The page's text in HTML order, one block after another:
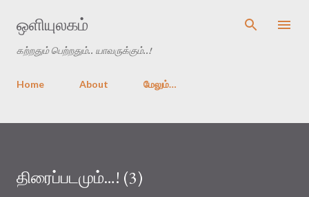
ஒளியுலகம்
கற்றதும் பெற்றதும்.. யாவருக்கும்..!
Home About மேலும்…
திரைப்படமும்…! (3)